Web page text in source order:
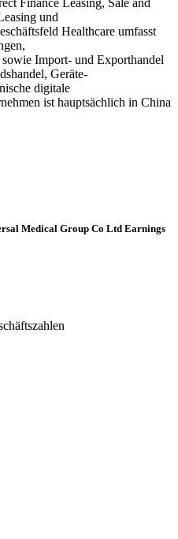
und
Healthcare umfasst
Import- und Exporthandel
Geräte-
digitale
ist hauptsächlich in China
Medical Group Co Ltd Earnings